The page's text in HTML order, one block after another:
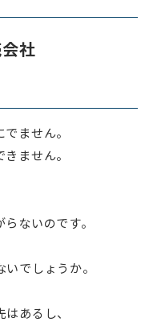
社
ません。
ません。
ないのです。
でしょうか。
あるし、